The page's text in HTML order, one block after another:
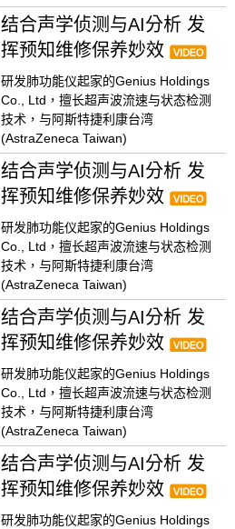
结合声学侦测与AI分析 发
挥预知维修保养妙效
研发肺功能仪起家的Genius Holdings
Co., Ltd，擅长超声波流速与状态检测
技术，与阿斯特捷利康台湾
(AstraZeneca Taiwan)
结合声学侦测与AI分析 发
挥预知维修保养妙效
研发肺功能仪起家的Genius Holdings
Co., Ltd，擅长超声波流速与状态检测
技术，与阿斯特捷利康台湾
(AstraZeneca Taiwan)
结合声学侦测与AI分析 发
挥预知维修保养妙效
研发肺功能仪起家的Genius Holdings
Co., Ltd，擅长超声波流速与状态检测
技术，与阿斯特捷利康台湾
(AstraZeneca Taiwan)
结合声学侦测与AI分析 发
挥预知维修保养妙效
研发肺功能仪起家的Genius Holdings